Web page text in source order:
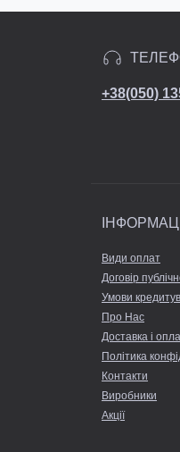
+38(050)
Види оплат
Договір
Умови
Про Нас
Доставка і
Політика
Контакти
Виробники
Акції